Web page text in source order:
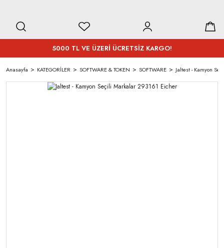
5000 TL VE ÜZERİ ÜCRETSİZ KARGO!
Anasayfa KATEGORİLER SOFTWARE & TOKEN SOFTWARE Jaltest - Kamyon